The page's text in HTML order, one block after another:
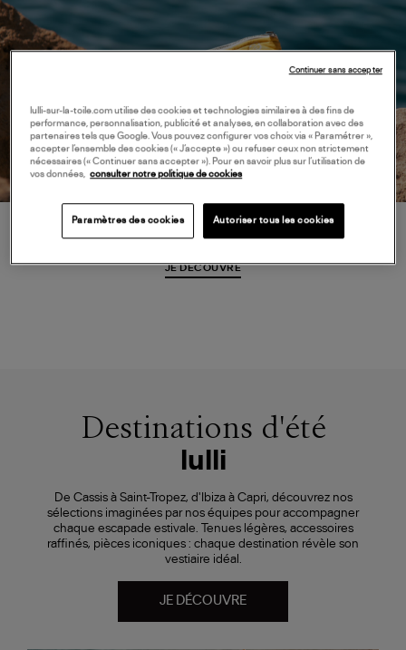
Aokyanos
JE DÉCOUVRE
Destinations d'été
lulli
De Cassis à Saint-Tropez, d'Ibiza à Capri, découvrez nos
sélections imaginées par nos équipes pour accompagner
chaque escapade estivale. Tenues légères, accessoires
raffinés, pièces iconiques : chaque destination révèle son
vestiaire idéal.
JE DÉCOUVRE
lulli-sur-la-toile.com utilise des cookies et technologies similaires à des fins de
performance, personnalisation, publicité et analyses, en collaboration avec des
partenaires tels que Google. Vous pouvez configurer vos choix via « Paramétrer »,
accepter l’ensemble des cookies (« J’accepte ») ou refuser ceux non strictement
nécessaires (« Continuer sans accepter »). Pour en savoir plus sur l’utilisation de
vos données, consulter notre politique de cookies
Paramètres des cookies Autoriser tous les cookies
Continuer sans accepter